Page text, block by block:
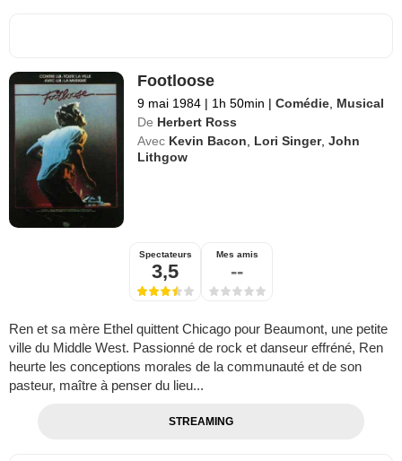
Footloose
9 mai 1984 | 1h 50min | Comédie Musical
De Herbert Ross
Avec Kevin Bacon Lori Singer,John
Lithgow
Spectateurs
3,5
Mes amis
--
Ren et sa mère Ethel quittent Chicago pour Beaumont, une petite
ville du Middle West. Passionné de rock et danseur effréné, Ren
heurte les conceptions morales de la communauté et de son
pasteur, maître à penser du lieu...
STREAMING